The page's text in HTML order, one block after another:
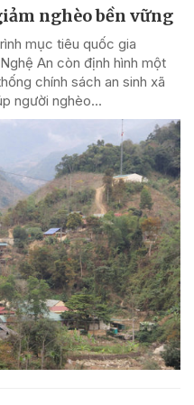
nghèo bền vững
mục tiêu quốc gia
An còn định hình một
chính sách an sinh xã
người nghèo...